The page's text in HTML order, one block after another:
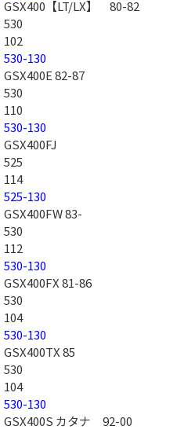
GSX400【LT/LX】 80-82
530
102
530-130
GSX400E 82-87
530
110
530-130
GSX400FJ
525
114
525-130
GSX400FW 83-
530
112
530-130
GSX400FX 81-86
530
104
530-130
GSX400TX 85
530
104
530-130
GSX400S カタナ 92-00